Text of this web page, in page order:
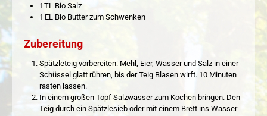
1 TL Bio Salz
1 EL Bio Butter zum Schwenken
Zubereitung
Spätzleteig vorbereiten: Mehl, Eier, Wasser und Salz in einer
Schüssel glatt rühren, bis der Teig Blasen wirft. 10 Minuten
rasten lassen.
In einem großen Topf Salzwasser zum Kochen bringen. Den
Teig durch ein Spätzlesieb oder mit einem Brett ins Wasser